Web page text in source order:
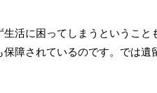
活に困ってしまうということ
障されているのです。では遺